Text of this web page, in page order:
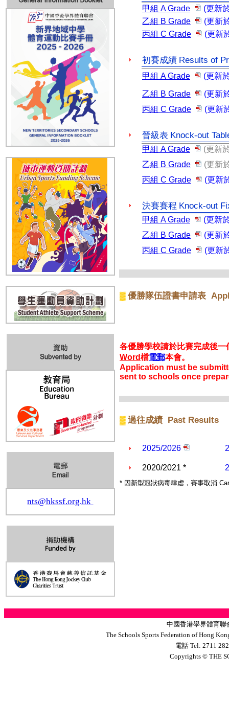
nts@hkssf.org.hk
甲組 A Grade (更新
乙組 B Grade (更新
丙組 C Grade (更新
初賽成績 Results of
甲組 A Grade (更新
乙組 B Grade (更新
丙組 C Grade (更新
晉級表 Knock-out
甲組 A Grade (更新
乙組 B Grade (更新
丙組 C Grade (更新
決賽賽程 Knock-out
甲組 A Grade (更新
乙組 B Grade (更新
丙組 C Grade (更新
▓ 優勝隊伍證書申請表
各優勝學校請於比賽完成後
Word檔電郵本會。
Application must be
sent to schools once
▓ 過往成績Past Results
2025/2026
2020/2021 *
* 因新型冠狀病毒肆虐，賽事取消
中國香港學界體育
The Schools Sports Federation of Hong
電話 Tel: 2711
Copyrights © THE